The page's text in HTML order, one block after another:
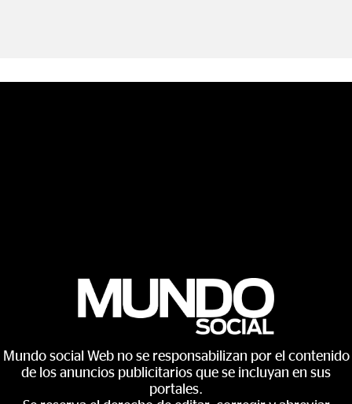
Mundo social Web no se responsabilizan por el contenido
de los anuncios publicitarios que se incluyan en sus
portales.